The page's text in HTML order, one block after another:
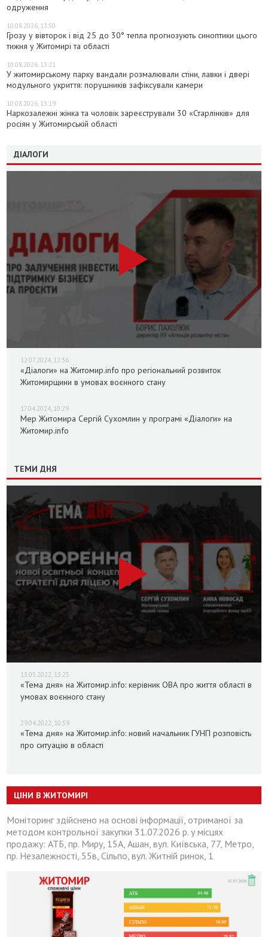
одруження
10.08.2026, 13:50
Грозу у вівторок і від 25 до 30° тепла прогнозують синоптики цього
тижня у Житомирі та області
10.08.2026, 13:21
У житомирському парку вандали розмалювали стіни, лавки і двері
модульного укриття: порушників зафіксували камери
10.08.2026, 13:19
Наркозалежні жінка та чоловік зареєстрували 30 «Старлінків» для
росіян у Житомирській області
ДІАЛОГИ
12.07.2024, 12:36
«Діалоги» на Житомир.info про регіональний розвиток
Житомирщини в умовах воєнного стану
17.04.2024, 10:29
Мер Житомира Сергій Сухомлин у програмі «Діалоги» на
Житомир.info
ТЕМИ ДНЯ
13.05.2022, 13:25
«Тема дня» на Житомир.info: керівник ОВА про життя області в
умовах воєнного стану
29.04.2022, 10:59
«Тема дня» на Житомир.info: новий начальник ГУНП розповість
про ситуацію в області
ЦІНИ В ЖИТОМИРІ
Моніторинг здійснено на основі інформації, отриманої за
методом контрольної закупки 31.07.2026 р. у місцях
продажу: АТБ, пр. Миру, 15А, Ашан, вул. Київська, 77, Метро,
пр. Незалежності, 55в, Сільпо, вул. Житній ринок, 1